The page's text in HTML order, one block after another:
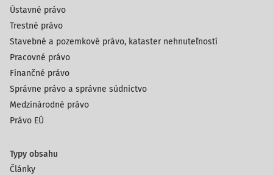
Ústavné právo
Trestné právo
Stavebné a pozemkové právo, kataster nehnuteľností
Pracovné právo
Finančné právo
Správne právo a správne súdnictvo
Medzinárodné právo
Právo EÚ
Typy obsahu
Články